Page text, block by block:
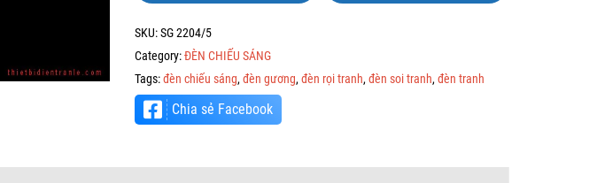
SKU:SG 2204/5
Category:ĐÈN CHIẾU SÁNG
Tags:đèn chiếu sáng,đèn gương,đèn rọi tranh,đèn soi tranh,đèn tranh
Chia sẻ Facebook